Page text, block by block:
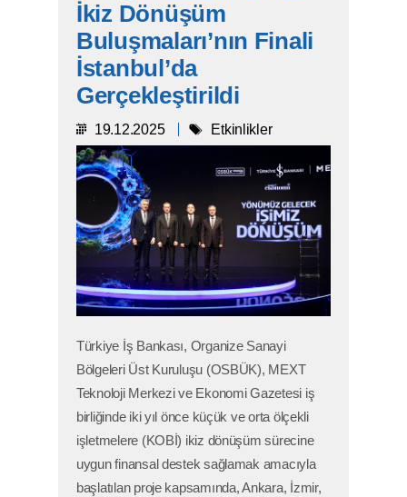
İkiz Dönüşüm
Buluşmaları’nın Finali
İstanbul’da
Gerçekleştirildi
19.12.2025 Etkinlikler
Türkiye İş Bankası, Organize Sanayi
Bölgeleri Üst Kuruluşu (OSBÜK), MEXT
Teknoloji Merkezi ve Ekonomi Gazetesi iş
birliğinde iki yıl önce küçük ve orta ölçekli
işletmelere (KOBİ) ikiz dönüşüm sürecine
uygun finansal destek sağlamak amacıyla
başlatılan proje kapsamında, Ankara, İzmir,